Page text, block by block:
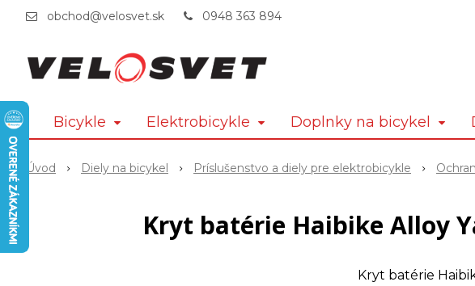
obchod@velosvet.sk 0948 363 894
Bicykle Elektrobicykle Doplnky na bicykel
Úvod Diely na bicykel Príslušenstvo a diely pre elektrobicykle
Kryt batérie Haibike Alloy
Kryt batérie